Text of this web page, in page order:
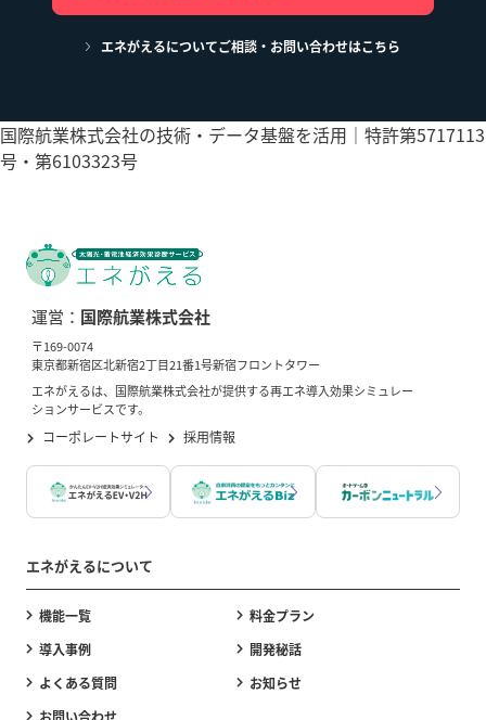
エネがえるについてご相談・お問い合わせはこちら
国際航業株式会社の技術・データ基盤を活用｜特許第5717113
号・第6103323号
運営： 国際航業株式会社
〒169-0074
東京都新宿区北新宿2丁目21番1号新宿フロントタワー
エネがえるは、国際航業株式会社が提供する再エネ導入効果シミュレー
ションサービスです。
コーポレートサイト 採用情報
エネがえるについて
機能一覧
料金プラン
導入事例
開発秘話
よくある質問
お知らせ